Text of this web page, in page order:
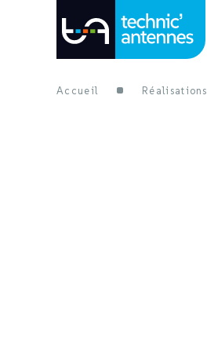
Accueil Réalisations